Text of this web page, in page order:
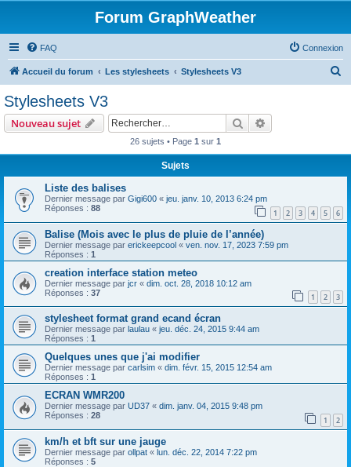
Forum GraphWeather
FAQ Connexion
Accueil du forum Les stylesheets Stylesheets V3
e
Stylesheets V3
Nouveau sujet Rechercher
26 sujets • Page 1 sur 1
Sujets
Liste des balises
Dernier message par Gigi600 « jeu. janv. 10, 2013 6:24 pm
Réponses : 88 1 2 3 4 5 6
Balise (Mois avec le plus de pluie de l’année)
Dernier message par erickeepcool « ven. nov. 17, 2023 7:59 pm
Réponses : 1
creation interface station meteo
Dernier message par jcr « dim. oct. 28, 2018 10:12 am
Réponses : 37 1 2 3
stylesheet format grand ecand écran
Dernier message par laulau « jeu. déc. 24, 2015 9:44 am
Réponses : 1
Quelques unes que j'ai modifier
Dernier message par carlsim « dim. févr. 15, 2015 12:54 am
Réponses : 1
ECRAN WMR200
Dernier message par UD37 « dim. janv. 04, 2015 9:48 pm
Réponses : 28 1 2
km/h et bft sur une jauge
Dernier message par ollpat « lun. déc. 22, 2014 7:22 pm
Réponses : 5